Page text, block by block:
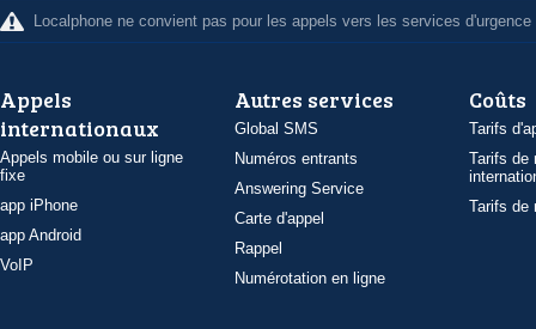
Localphone ne convient pas pour les appels vers les services d'urgence
Appels
internationaux
Appels mobile ou sur ligne
fixe
app iPhone
app Android
VoIP
Autres services
Global SMS
Numéros entrants
Answering Service
Carte d'appel
Rappel
Numérotation en ligne
Coûts
Tarifs
Tarifs de
Tarifs de